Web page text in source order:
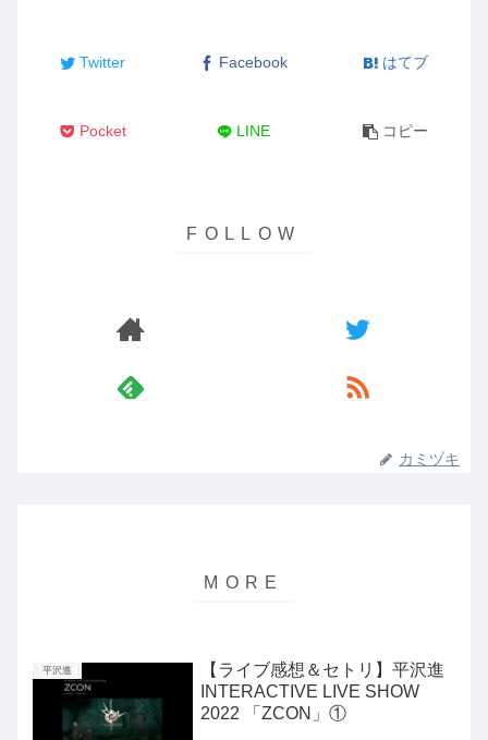
Twitter Facebook はてブ
Pocket LINE コピー
カミヅキ
平沢進
【ライブ感想＆セトリ】平沢進
INTERACTIVE LIVE SHOW
2022 「ZCON」①